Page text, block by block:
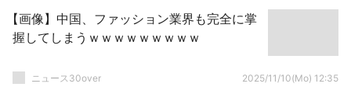
【画像】中国、ファッション業界も完全に掌
握してしまうｗｗｗｗｗｗｗｗｗ
ニュース30over 2025/11/10(Mo) 12:35